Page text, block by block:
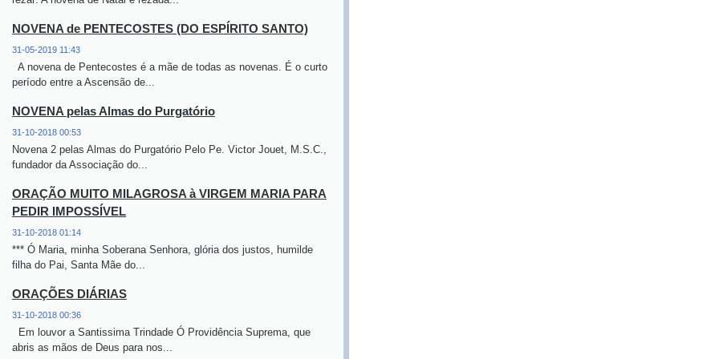
NOVENA de PENTECOSTES (DO ESPÍRITO SANTO)
31-05-2019 11:43
A novena de Pentecostes é a mãe de todas as novenas. É o curto
período entre a Ascensão de...
NOVENA pelas Almas do Purgatório
31-10-2018 00:53
Novena 2 pelas Almas do Purgatório Pelo Pe. Victor Jouet, M.S.C.,
fundador da Associação do...
ORAÇÃO MUITO MILAGROSA à VIRGEM MARIA PARA
PEDIR IMPOSSÍVEL
31-10-2018 01:14
*** Ó Maria, minha Soberana Senhora, glória dos justos, humilde
filha do Pai, Santa Mãe do...
ORAÇÕES DIÁRIAS
31-10-2018 00:36
Em louvor a Santissima Trindade Ó Providência Suprema, que
abris as mãos de Deus para nos...